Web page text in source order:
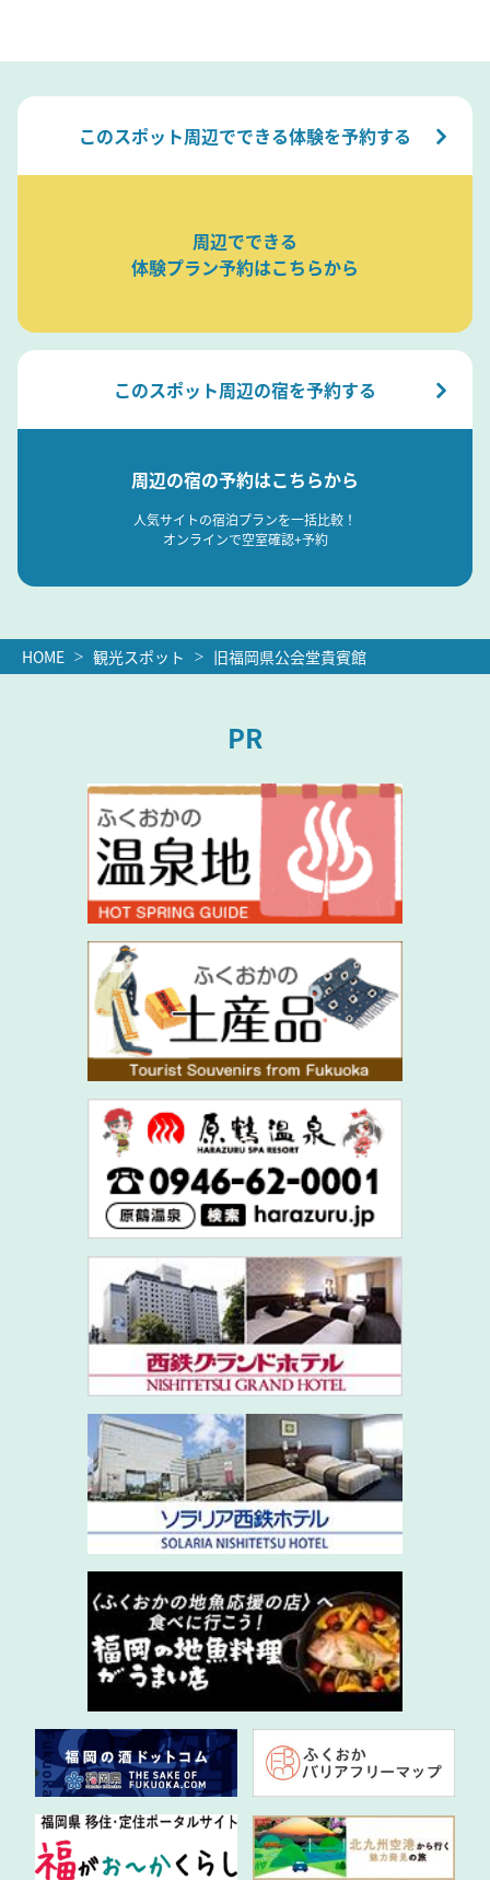
このスポット周辺でできる体験を予約する
周辺でできる
体験プラン予約はこちらから
このスポット周辺の宿を予約する
周辺の宿の予約はこちらから
人気サイトの宿泊プランを一括比較！
オンラインで空室確認+予約
HOME 観光スポット 旧福岡県公会堂貴賓館
PR